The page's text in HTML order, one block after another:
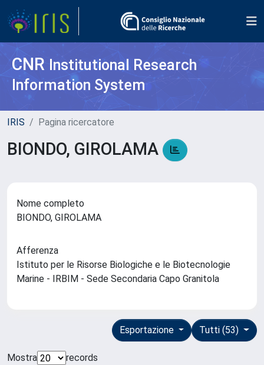
CNR Institutional Research
Information System
IRIS Pagina ricercatore
BIONDO, GIROLAMA
Nome completo
BIONDO, GIROLAMA
Afferenza
Istituto per le Risorse Biologiche e le Biotecnologie
Marine - IRBIM - Sede Secondaria Capo Granitola
Tutti (53)
Esportazione
Mostra
records